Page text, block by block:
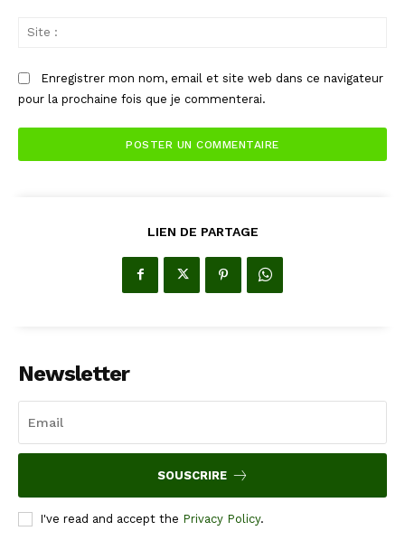
Enregistrer mon nom, email et site web dans ce navigateur
pour la prochaine fois que je commenterai.
LIEN DE PARTAGE
Newsletter
SOUSCRIRE
I've read and accept the Privacy Policy.